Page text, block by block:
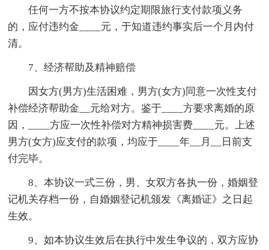
任何一方不按本协议约定期限旅行支付款项义务
的，应付违约金____元，于知道违约事实后一个月内付
清。
7、经济帮助及精神赔偿
因女方(男方)生活困难，男方(女方)同意一次性支付
补偿经济帮助金__元给对方。鉴于____方要求离婚的原
因，____方应一次性补偿对方精神损害费____元。上述
男方(女方)应支付的款项，均应于____年__月__日前支
付完毕。
8、本协议一式三份，男、女双方各执一份，婚姻登
记机关存档一份，自婚姻登记机颁发《离婚证》之日起
生效。
9、如本协议生效后在执行中发生争议的，双方应协